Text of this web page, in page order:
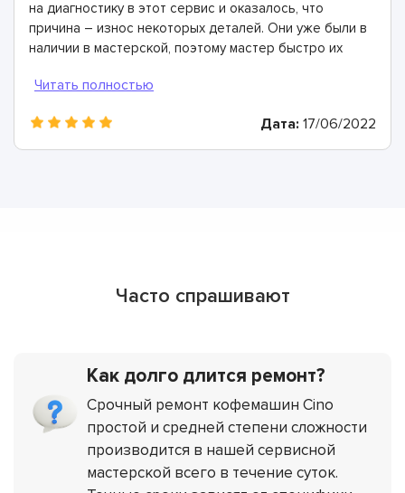
на диагностику в этот сервис и оказалось, что
причина – износ некоторых деталей. Они уже были в
наличии в мастерской, поэтому мастер быстро их
Дата: 17/06/2022
Часто спрашивают
Как долго длится ремонт?
Срочный ремонт кофемашин Cino
простой и средней степени сложности
производится в нашей сервисной
мастерской всего в течение суток.